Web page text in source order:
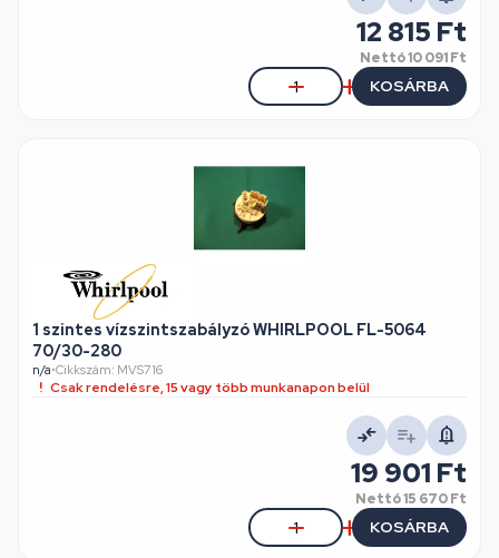
12 815 Ft
Nettó10 091 Ft
KOSÁRBA
1 szintes vízszintszabályzó WHIRLPOOL FL-5064
70/30-280
n/a•Cikkszám: MVS716
Csak rendelésre, 15 vagy több munkanapon belül
19 901 Ft
Nettó15 670 Ft
KOSÁRBA